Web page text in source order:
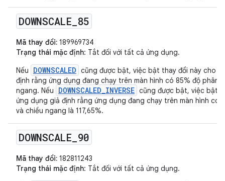
DOWNSCALE 85
Mã thay đổi: 189969734
Trạng thái mặc định: Tắt đối với tất cả ứng dụng.
Nếu
DOWNSCALED cũng được bật, việc bật thay đổi này cho
định rằng ứng dụng đang chạy trên màn hình có 85% độ phân
ngang. Nếu
DOWNSCALED_INVERSE cũng được bật, việc bật
ứng dụng giả định rằng ứng dụng đang chạy trên màn hình có
và chiều ngang là 117,65%.
DOWNSCALE 90
Mã thay đổi: 182811243
Trạng thái mặc định: Tắt đối với tất cả ứng dụng.